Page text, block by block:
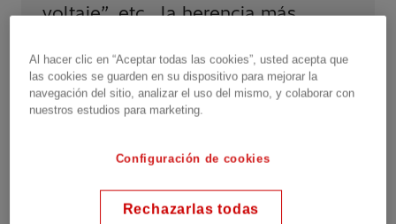
voltaje”, etc., la herencia más
compañía, que vive con fuerza hoy
en día. Es nuestro hambre
permanente para el siguiente y la
necesidades futuras de los clientes
lo que sigue impulsando,
Al hacer clic en “Aceptar todas las cookies”, usted acepta que
las cookies se guarden en su dispositivo para mejorar la
navegación del sitio, analizar el uso del mismo, y colaborar con
nuestros estudios para marketing.
Configuración de cookies
Rechazarlas todas